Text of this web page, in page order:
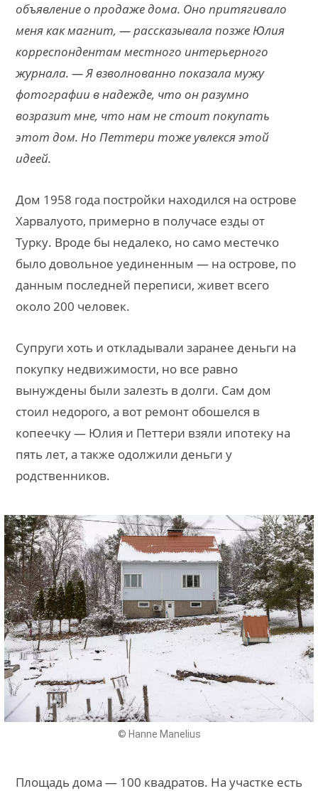
объявление о продаже дома. Оно притягивало
меня как магнит, — рассказывала позже Юлия
корреспондентам местного интерьерного
журнала. — Я взволнованно показала мужу
фотографии в надежде, что он разумно
возразит мне, что нам не стоит покупать
этот дом. Но Петтери тоже увлекся этой
идеей.
Дом 1958 года постройки находился на острове
Харвалуото, примерно в получасе езды от
Турку. Вроде бы недалеко, но само местечко
было довольное уединенным — на острове, по
данным последней переписи, живет всего
около 200 человек.
Супруги хоть и откладывали заранее деньги на
покупку недвижимости, но все равно
вынуждены были залезть в долги. Сам дом
стоил недорого, а вот ремонт обошелся в
копеечку — Юлия и Петтери взяли ипотеку на
пять лет, а также одолжили деньги у
родственников.
© Hanne Manelius
Площадь дома — 100 квадратов. На участке есть